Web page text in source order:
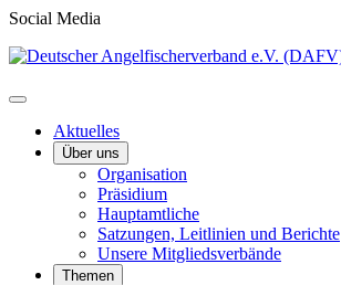
Social Media
Aktuelles
Über uns
Organisation
Präsidium
Hauptamtliche
Satzungen, Leitlinien und Berichte
Unsere Mitgliedsverbände
Themen